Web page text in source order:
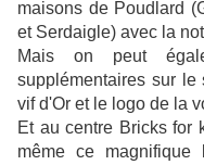
maisons de Poudlard
et Serdaigle) avec la
Mais on peut
supplémentaires sur le
vif d'Or et le logo de la
Et au centre Bricks for
même ce